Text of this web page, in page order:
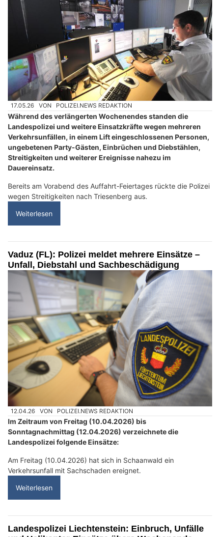
17.05.26 VON POLIZEI.NEWS REDAKTION
Während des verlängerten Wochenendes standen die
Landespolizei und weitere Einsatzkräfte wegen mehreren
Verkehrsunfällen, in einem Lift eingeschlossenen Personen,
ungebetenen Party-Gästen, Einbrüchen und Diebstählen,
Streitigkeiten und weiterer Ereignisse nahezu im
Dauereinsatz.
Bereits am Vorabend des Auffahrt-Feiertages rückte die Polizei
wegen Streitigkeiten nach Triesenberg aus.
Weiterlesen
Vaduz (FL): Polizei meldet mehrere Einsätze –
Unfall, Diebstahl und Sachbeschädigung
12.04.26 VON POLIZEI.NEWS REDAKTION
Im Zeitraum von Freitag (10.04.2026) bis
Sonntagnachmittag (12.04.2026) verzeichnete die
Landespolizei folgende Einsätze:
Am Freitag (10.04.2026) hat sich in Schaanwald ein
Verkehrsunfall mit Sachschaden ereignet.
Weiterlesen
Landespolizei Liechtenstein: Einbruch, Unfälle